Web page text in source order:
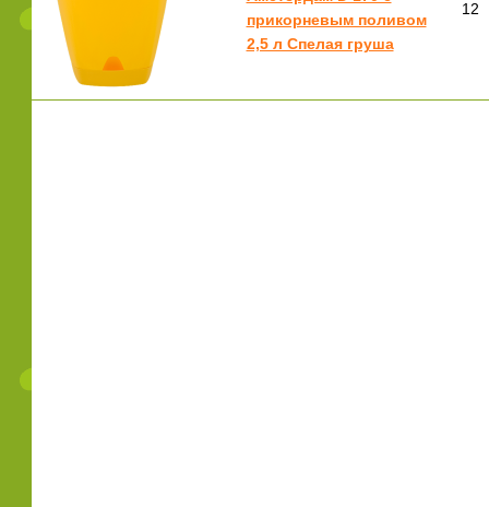
прикорневым поливом
2,5 л Спелая груша
12